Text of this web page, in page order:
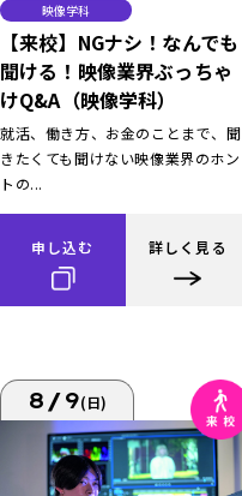
映像学科
【来校】NGナシ！なんでも
聞ける！映像業界ぶっちゃ
けQ&A（映像学科）
就活、働き方、お金のことまで、聞
きたくても聞けない映像業界のホン
トの...
申し込む 詳しく見る
8/9(日)